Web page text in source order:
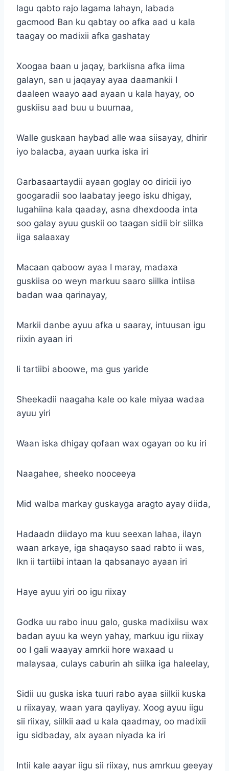
lagu qabto rajo lagama lahayn, labada
gacmood Ban ku qabtay oo afka aad u kala
taagay oo madixii afka gashatay
Xoogaa baan u jaqay, barkiisna afka iima
galayn, san u jaqayay ayaa daamankii I
daaleen waayo aad ayaan u kala hayay, oo
guskiisu aad buu u buurnaa,
Walle guskaan haybad alle waa siisayay, dhirir
iyo balacba, ayaan uurka iska iri
Garbasaartaydii ayaan goglay oo diricii iyo
googaradii soo laabatay jeego isku dhigay,
lugahiina kala qaaday, asna dhexdooda inta
soo galay ayuu guskii oo taagan sidii bir siilka
iiga salaaxay
Macaan qaboow ayaa I maray, madaxa
guskiisa oo weyn markuu saaro siilka intiisa
badan waa qarinayay,
Markii danbe ayuu afka u saaray, intuusan igu
riixin ayaan iri
Ii tartiibi aboowe, ma gus yaride
Sheekadii naagaha kale oo kale miyaa wadaa
ayuu yiri
Waan iska dhigay qofaan wax ogayan oo ku iri
Naagahee, sheeko nooceeya
Mid walba markay guskayga aragto ayay diida,
Hadaadn diidayo ma kuu seexan lahaa, ilayn
waan arkaye, iga shaqayso saad rabto ii was,
lkn ii tartiibi intaan la qabsanayo ayaan iri
Haye ayuu yiri oo igu riixay
Godka uu rabo inuu galo, guska madixiisu wax
badan ayuu ka weyn yahay, markuu igu riixay
oo I gali waayay amrkii hore waxaad u
malaysaa, culays caburin ah siilka iga haleelay,
Sidii uu guska iska tuuri rabo ayaa siilkii kuska
u riixayay, waan yara qayliyay. Xoog ayuu iigu
sii riixay, siilkii aad u kala qaadmay, oo madixii
igu sidbaday, alx ayaan niyada ka iri
Intii kale aayar iigu sii riixay, nus amrkuu geeyay